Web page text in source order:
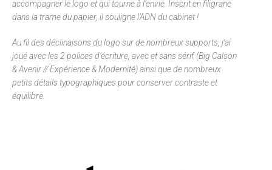
accompagner le logo et qui tourne à l’envie. Inscrit en filigrane
dans la trame du papier, il souligne l’ADN du cabinet !
Au fil des déclinaisons du logo sur de nombreux supports, j’ai
joué avec les 2 polices d’écriture, avec et sans sérif (Big Calson
& Avenir // Expérience & Modernité) ainsi que de nombreux
petits détails typographiques pour conserver contraste et
équilibre.